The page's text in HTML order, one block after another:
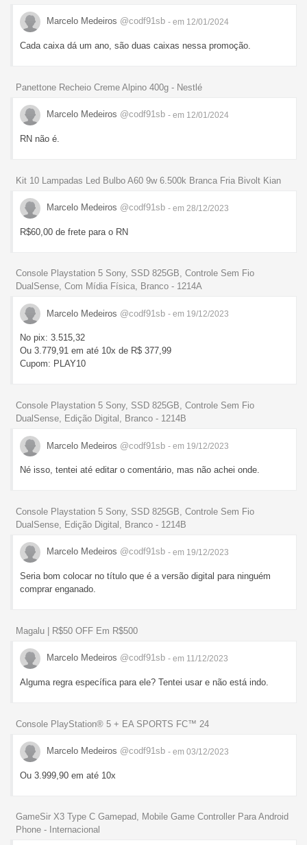
Marcelo Medeiros @codf91sb - em 12/01/2024
Cada caixa dá um ano, são duas caixas nessa promoção.
Panettone Recheio Creme Alpino 400g - Nestlé
Marcelo Medeiros @codf91sb - em 12/01/2024
RN não é.
Kit 10 Lampadas Led Bulbo A60 9w 6.500k Branca Fria Bivolt Kian
Marcelo Medeiros @codf91sb - em 28/12/2023
R$60,00 de frete para o RN
Console Playstation 5 Sony, SSD 825GB, Controle Sem Fio
DualSense, Com Mídia Física, Branco - 1214A
Marcelo Medeiros @codf91sb - em 19/12/2023
No pix: 3.515,32
Ou 3.779,91 em até 10x de R$ 377,99
Cupom: PLAY10
Console Playstation 5 Sony, SSD 825GB, Controle Sem Fio
DualSense, Edição Digital, Branco - 1214B
Marcelo Medeiros @codf91sb - em 19/12/2023
Né isso, tentei até editar o comentário, mas não achei onde.
Console Playstation 5 Sony, SSD 825GB, Controle Sem Fio
DualSense, Edição Digital, Branco - 1214B
Marcelo Medeiros @codf91sb - em 19/12/2023
Seria bom colocar no título que é a versão digital para ninguém
comprar enganado.
Magalu | R$50 OFF Em R$500
Marcelo Medeiros @codf91sb - em 11/12/2023
Alguma regra específica para ele? Tentei usar e não está indo.
Console PlayStation® 5 + EA SPORTS FC™ 24
Marcelo Medeiros @codf91sb - em 03/12/2023
Ou 3.999,90 em até 10x
GameSir X3 Type C Gamepad, Mobile Game Controller Para Android
Phone - Internacional